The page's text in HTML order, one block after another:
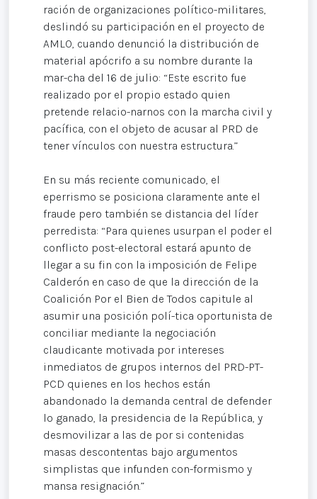
ración de organizaciones político-militares,
deslindó su participación en el proyecto de
AMLO, cuando denunció la distribución de
material apócrifo a su nombre durante la
mar-cha del 16 de julio: “Este escrito fue
realizado por el propio estado quien
pretende relacio-narnos con la marcha civil y
pacífica, con el objeto de acusar al PRD de
tener vínculos con nuestra estructura.”
En su más reciente comunicado, el
eperrismo se posiciona claramente ante el
fraude pero también se distancia del líder
perredista: “Para quienes usurpan el poder el
conflicto post-electoral estará apunto de
llegar a su fin con la imposición de Felipe
Calderón en caso de que la dirección de la
Coalición Por el Bien de Todos capitule al
asumir una posición polí-tica oportunista de
conciliar mediante la negociación
claudicante motivada por intereses
inmediatos de grupos internos del PRD-PT-
PCD quienes en los hechos están
abandonado la demanda central de defender
lo ganado, la presidencia de la República, y
desmovilizar a las de por si contenidas
masas descontentas bajo argumentos
simplistas que infunden con-formismo y
mansa resignación.”